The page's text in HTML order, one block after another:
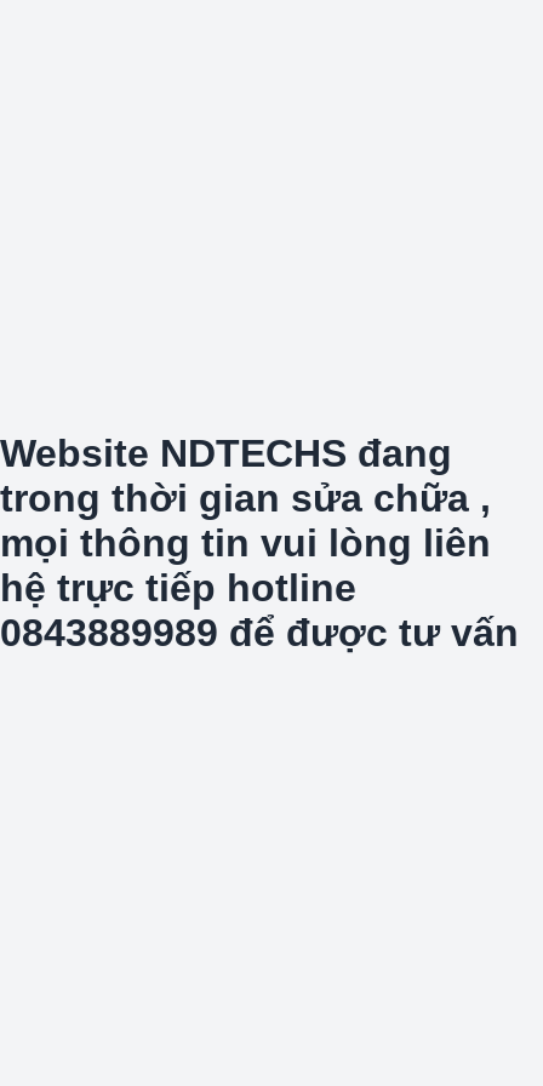
Website NDTECHS đang
trong thời gian sửa chữa ,
mọi thông tin vui lòng liên
hệ trực tiếp hotline
0843889989 để được tư vấn